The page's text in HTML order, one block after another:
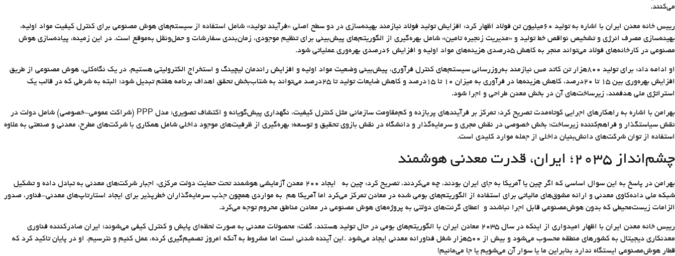
می‌کنند.
رییس خانه معدن ایران با اشاره به تولید ۶۰‌میلیون تن فولاد اظهار کرد: افزایش تولید فولاد نیازمند بهینه‌سازی در دو سطح اصلی «فرآیند تولید» شامل استفاده از سیستم‌های هوش مصنوعی برای کنترل کیفیت مواد اولیه،
بهینه‌سازی مصرف انرژی و تشخیص نواقص خط تولید و «مدیریت زنجیره تامین» شامل بهره‌گیری از الگوریتم‌های پیش‌بینی برای تنظیم موجودی، زمان‌بندی سفارشات و حمل‌ونقل به‌‌موقع است. در این زمینه، پیاده‌سازی هوش
مصنوعی در کارخانه‌های فولاد می‌تواند منجر به کاهش ۵‌درصدی هزینه‌های مواد اولیه و افزایش ۶‌درصدی بهره‌وری عملیاتی شود.
او ادامه داد: برای تولید ۸۰۰‌هزار تن کاتد مس نیازمند به‌روزرسانی سیستم‌های کنترل فرآوری، پیش‌بینی وضعیت مواد اولیه و افزایش راندمان لیچینگ و استخراج الکترولیتی هستیم. در یک نگاه‌کلی، هوش مصنوعی از طریق
افزایش بهره‌وری بین ۱۵ تا ۲۰‌درصد، کاهش هزینه‌ها در فرآوری به میزان ۱۰ تا ۱۵‌درصد و کاهش ضایعات تولید تا ۲۵‌درصد می‌تواند به شتاب‌بخش تحقق اهداف برنامه هفتم تبدیل شود؛ البته به شرطی که در قالب یک
استراتژی ملی هدفمند، زیرساخت‌های آن در بخش معدن طراحی و اجرا شود.
بهرامن با اشاره به راهکارهای اجرایی کوتاه‌مدت تصریح کرد: تمرکز بر فرآیندهای پربازده و کم‌مقاومت سازمانی مثل کنترل کیفیت، نگهداری پیش‌گویانه و اکتشاف تصویری؛ مدل PPP (شراکت عمومی-خصوصی) شامل دولت در
نقش سیاستگذار و فراهم‌کننده زیرساخت؛ بخش خصوصی در نقش مجری و سرمایه‌گذار و دانشگاه در نقش بازوی تحقیق و توسعه؛ بهره‌گیری از ظرفیت‌های موجود داخلی شامل همکاری با شرکت‌های مطرح، معدنی و صنعتی به علاوه
استفاده از توان شرکت‌های دانش‌بنیان داخلی از جمله موارد کلیدی است.
چشم‌انداز ۲۰۳۵؛ ایران، قدرت معدنی هوشمند
بهرامن در پاسخ به این سوال اساسی که اگر چین یا آمریکا به جای ایران بودند، چه می‌کردند، تصریح کرد: چین به ایجاد ۲۰۰ معدن آزمایشی هوشمند تحت حمایت دولت مرکزی، اجبار شرکت‌های معدنی به تبادل داده و تشکیل
شبکه ملی داده‌کاوی معدنی و ارائه مشوق‌های مالیاتی برای استفاده از الگوریتم‌های بومی ‌شده در معادن تمرکز می‌کرد اما آمریکا هم به مواردی همچون جذب سرمایه‌گذاران خطرپذیر برای ایجاد استارتاپ‌های معدنی-فناور، صدور
الزامات زیست‌محیطی که بدون هوش‌مصنوعی قابل اجرا نباشند و اعطای گرنت‌های دولتی به پروژه‌های هوش مصنوعی در معادن مناطق محروم توجه می‌کرد.
رییس خانه معدن ایران با اظهار امیدواری از اینکه در سال ۲۰۳۵ معادن ایران با الگوریتم‌های بومی در حال تولید هستند، گفت: محصولات معدنی به‌ صورت لحظه‌ای پایش و کنترل کیفی می‌شوند؛ ایران صادرکننده فناوری
معدنکاری دیجیتال به کشورهای منطقه محسوب می‌شود و بیش از ۵۰۰‌هزار شغل فناورانه معدنی ایجاد می‌شود .این آینده شدنی است اما مشروط به آنکه امروز تصمیم‌گیری کرده، عمل کنیم و نترسیم. او در پایان تاکید کرد که
قطار هوش‌مصنوعی ایستگاه ندارد بنابراین ما یا سوار آن می‌شویم یا جا می‌مانیم!